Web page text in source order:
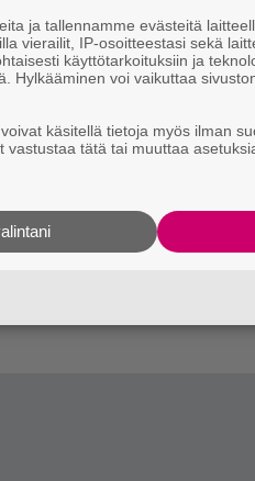
haikailee seuraavien pelien
ei ole vielä ehtinyt pelata.
ja tallennamme evästeitä
vierailit, IP-osoitteestasi sekä
käyttötarkoituksiin ja
Hylkääminen voi vaikuttaa
käsitellä tietoja myös ilman
vastustaa tätä tai muuttaa